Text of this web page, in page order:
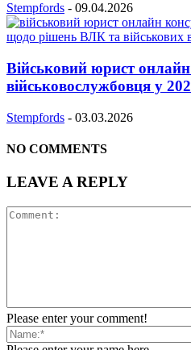
Stempfords - 09.04.2026
Військовий юрист
військовослужбовця у
Stempfords - 03.03.2026
NO COMMENTS
LEAVE A REPLY
Please enter your comment!